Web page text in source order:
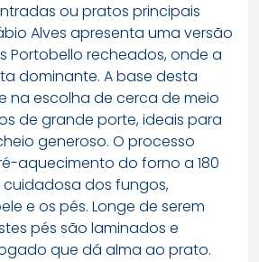
ou pratos principais
Alves apresenta uma versão
Portobello recheados, onde a
dominante. A base desta
na escolha de cerca de meio
de grande porte, ideais para
generoso. O processo
aquecimento do forno a 180
cuidadosa dos fungos,
e os pés. Longe de serem
pés são laminados e
que dá alma ao prato.